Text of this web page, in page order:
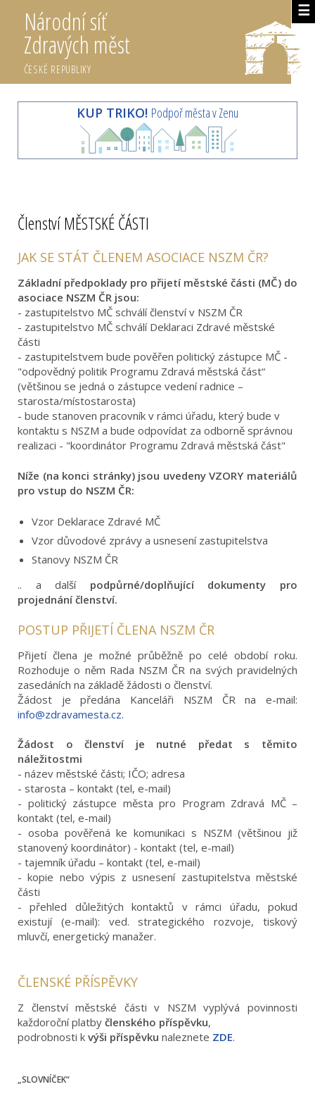
☰
Národní síť
Zdravých měst
ČESKÉ REPUBLIKY
KUP TRIKO! Podpoř města v Zenu
Členství MĚSTSKÉ ČÁSTI
JAK SE STÁT ČLENEM ASOCIACE NSZM ČR?
Základní předpoklady pro přijetí městské části (MČ) do
asociace NSZM ČR jsou:
- zastupitelstvo MČ schválí členství v NSZM ČR
- zastupitelstvo MČ schválí Deklaraci Zdravé městské
části
- zastupitelstvem bude pověřen politický zástupce MČ -
"odpovědný politik Programu Zdravá městská část“
(většinou se jedná o zástupce vedení radnice –
starosta/místostarosta)
- bude stanoven pracovník v rámci úřadu, který bude v
kontaktu s NSZM a bude odpovídat za odborně správnou
realizaci - "koordinátor Programu Zdravá městská část"
Níže (na konci stránky) jsou uvedeny VZORY materiálů
pro vstup do NSZM ČR:
Vzor Deklarace Zdravé MČ
Vzor důvodové zprávy a usnesení zastupitelstva
Stanovy NSZM ČR
.. a další podpůrné/doplňující dokumenty pro
projednání členství.
POSTUP PŘIJETÍ ČLENA NSZM ČR
Přijetí člena je možné průběžně po celé období roku.
Rozhoduje o něm Rada NSZM ČR na svých pravidelných
zasedáních na základě žádosti o členství.
Žádost je předána Kanceláři NSZM ČR na e-mail:
info@zdravamesta.cz.
Žádost o členství je nutné předat s těmito
náležitostmi
- název městské části; IČO; adresa
- starosta – kontakt (tel, e-mail)
- politický zástupce města pro Program Zdravá MČ –
kontakt (tel, e-mail)
- osoba pověřená ke komunikaci s NSZM (většinou již
stanovený koordinátor) - kontakt (tel, e-mail)
- tajemník úřadu – kontakt (tel, e-mail)
- kopie nebo výpis z usnesení zastupitelstva městské
části
- přehled důležitých kontaktů v rámci úřadu, pokud
existují (e-mail): ved. strategického rozvoje, tiskový
mluvčí, energetický manažer.
ČLENSKÉ PŘÍSPĚVKY
Z členství městské části v NSZM vyplývá povinnosti
každoroční platby členského příspěvku,
podrobnosti k výši příspěvku naleznete ZDE.
„SLOVNÍČEK“